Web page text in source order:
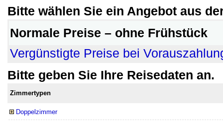
Bitte wählen Sie ein Angebot aus
Normale Preise – ohne Frühstück
Vergünstigte Preise bei
Bitte geben Sie Ihre Reisedaten an.
Zimmertypen
Doppelzimmer